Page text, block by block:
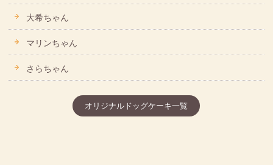
大希ちゃん
マリンちゃん
さらちゃん
オリジナルドッグケーキ一覧